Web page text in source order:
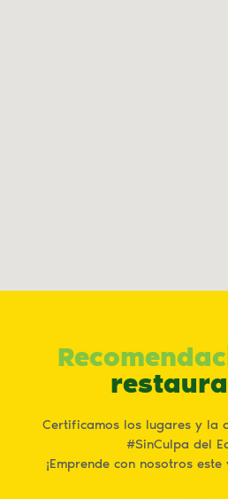
Certificamos los lugares y la
#SinCulpa del
¡Emprende con nosotros